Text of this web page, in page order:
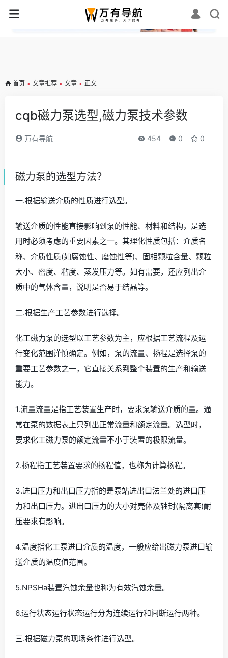
✕
首页 • 文章推荐 • 文章 • 正文
cqb磁力泵选型,磁力泵技术参数
万有导航 454 0 0
磁力泵的选型方法？
一.根据输送介质的性质进行选型。
输送介质的性能直接影响到泵的性能、材料和结构，是选
用时必须考虑的重要因素之一。其理化性质包括：介质名
称、介质性质(如腐蚀性、磨蚀性等)、固相颗粒含量、颗粒
大小、密度、粘度、蒸发压力等。如有需要，还应列出介
质中的气体含量，说明是否易于结晶等。
二.根据生产工艺参数进行选择。
化工磁力泵的选型以工艺参数为主，应根据工艺流程及运
行变化范围谨慎确定。例如，泵的流量、扬程是选择泵的
重要工艺参数之一，它直接关系到整个装置的生产和输送
能力。
1.流量流量是指工艺装置生产时，要求泵输送介质的量。通
常在泵的数据表上只列出正常流量和额定流量。选型时，
要求化工磁力泵的额定流量不小于装置的极限流量。
2.扬程指工艺装置要求的扬程值，也称为计算扬程。
3.进口压力和出口压力指的是泵站进出口法兰处的进口压
力和出口压力。进出口压力的大小对壳体及轴封(隔离套)耐
压要求有影响。
4.温度指化工泵进口介质的温度，一般应给出磁力泵进口输
送介质的温度值范围。
5.NPSHa装置汽蚀余量也称为有效汽蚀余量。
6.运行状态运行状态运行分为连续运行和间断运行两种。
三.根据磁力泵的现场条件进行选型。